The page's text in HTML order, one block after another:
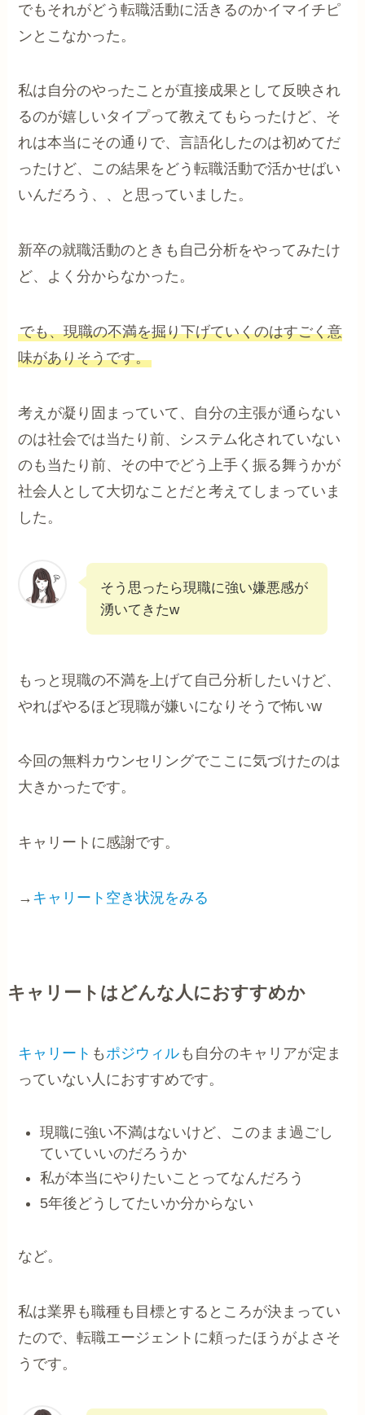
でもそれがどう転職活動に活きるのかイマイチピ
ンとこなかった。
私は自分のやったことが直接成果として反映され
るのが嬉しいタイプって教えてもらったけど、そ
れは本当にその通りで、言語化したのは初めてだ
ったけど、この結果をどう転職活動で活かせばい
いんだろう、、と思っていました。
新卒の就職活動のときも自己分析をやってみたけ
ど、よく分からなかった。
でも、現職の不満を掘り下げていくのはすごく意
味がありそうです。
考えが凝り固まっていて、自分の主張が通らない
のは社会では当たり前、システム化されていない
のも当たり前、その中でどう上手く振る舞うかが
社会人として大切なことだと考えてしまっていま
した。
そう思ったら現職に強い嫌悪感が
湧いてきたw
もっと現職の不満を上げて自己分析したいけど、
やればやるほど現職が嫌いになりそうで怖いw
今回の無料カウンセリングでここに気づけたのは
大きかったです。
キャリートに感謝です。
→ キャリート空き状況をみる
キャリートはどんな人におすすめか
キャリート もポジウィル も自分のキャリアが定ま
っていない人におすすめです。
現職に強い不満はないけど、このまま過ごし
ていていいのだろうか
私が本当にやりたいことってなんだろう
5年後どうしてたいか分からない
など。
私は業界も職種も目標とするところが決まってい
たので、転職エージェントに頼ったほうがよさそ
うです。